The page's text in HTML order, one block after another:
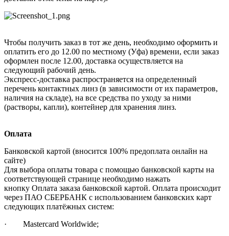
Чтобы получить заказ в тот же день, необходимо оформить и
оплатить его до 12.00 по местному (Уфа) времени, если заказ
оформлен после 12.00, доставка осуществляется на
следующий рабочий день.
Экспресс-доставка распространяется на определенный
перечень контактных линз (в зависимости от их параметров,
наличия на складе), на все средства по уходу за ними
(растворы, капли), контейнер для хранения линз.
Оплата
Банковской картой (вносится 100% предоплата онлайн на
сайте)
Для выбора оплаты товара с помощью банковской карты на
соответствующей странице необходимо нажать
кнопку Оплата заказа банковской картой. Оплата происходит
через ПАО СБЕРБАНК с использованием банковских карт
следующих платёжных систем:
· Mastercard Worldwide;